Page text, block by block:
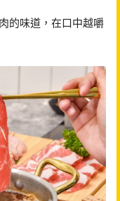
的味道，在口中越嚼